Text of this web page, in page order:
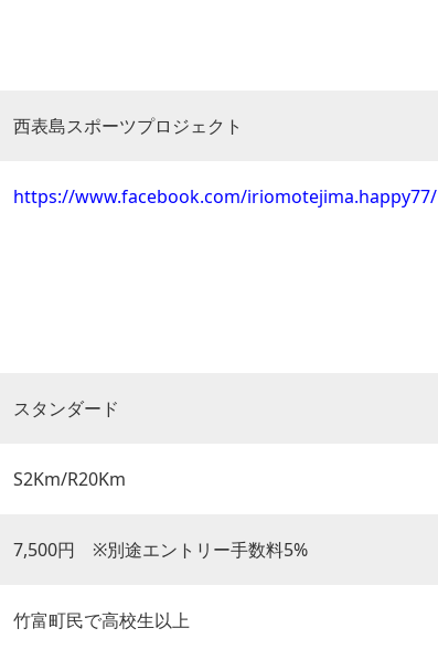
西表島スポーツプロジェクト
https://www.facebook.com/iriomotejima.happy77/
スタンダード
S2Km/R20Km
7,500円 ※別途エントリー手数料5%
竹富町民で高校生以上